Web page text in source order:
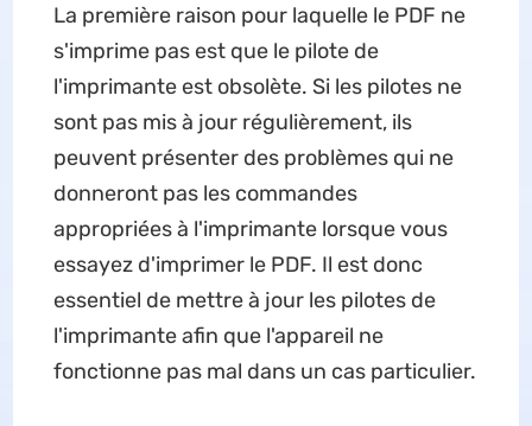
La première raison pour laquelle le PDF ne
s'imprime pas est que le pilote de
l'imprimante est obsolète. Si les pilotes ne
sont pas mis à jour régulièrement, ils
peuvent présenter des problèmes qui ne
donneront pas les commandes
appropriées à l'imprimante lorsque vous
essayez d'imprimer le PDF. Il est donc
essentiel de mettre à jour les pilotes de
l'imprimante afin que l'appareil ne
fonctionne pas mal dans un cas particulier.